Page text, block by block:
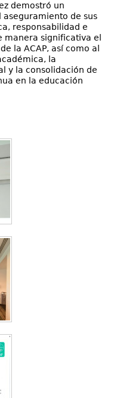
demostró un
de sus
responsabilidad e
significativa el
la ACAP, así como al
la
y la consolidación de
en la educación